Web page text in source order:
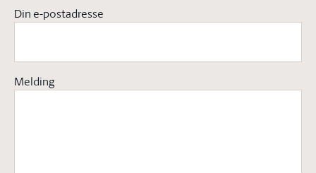
Din e-postadresse
Melding